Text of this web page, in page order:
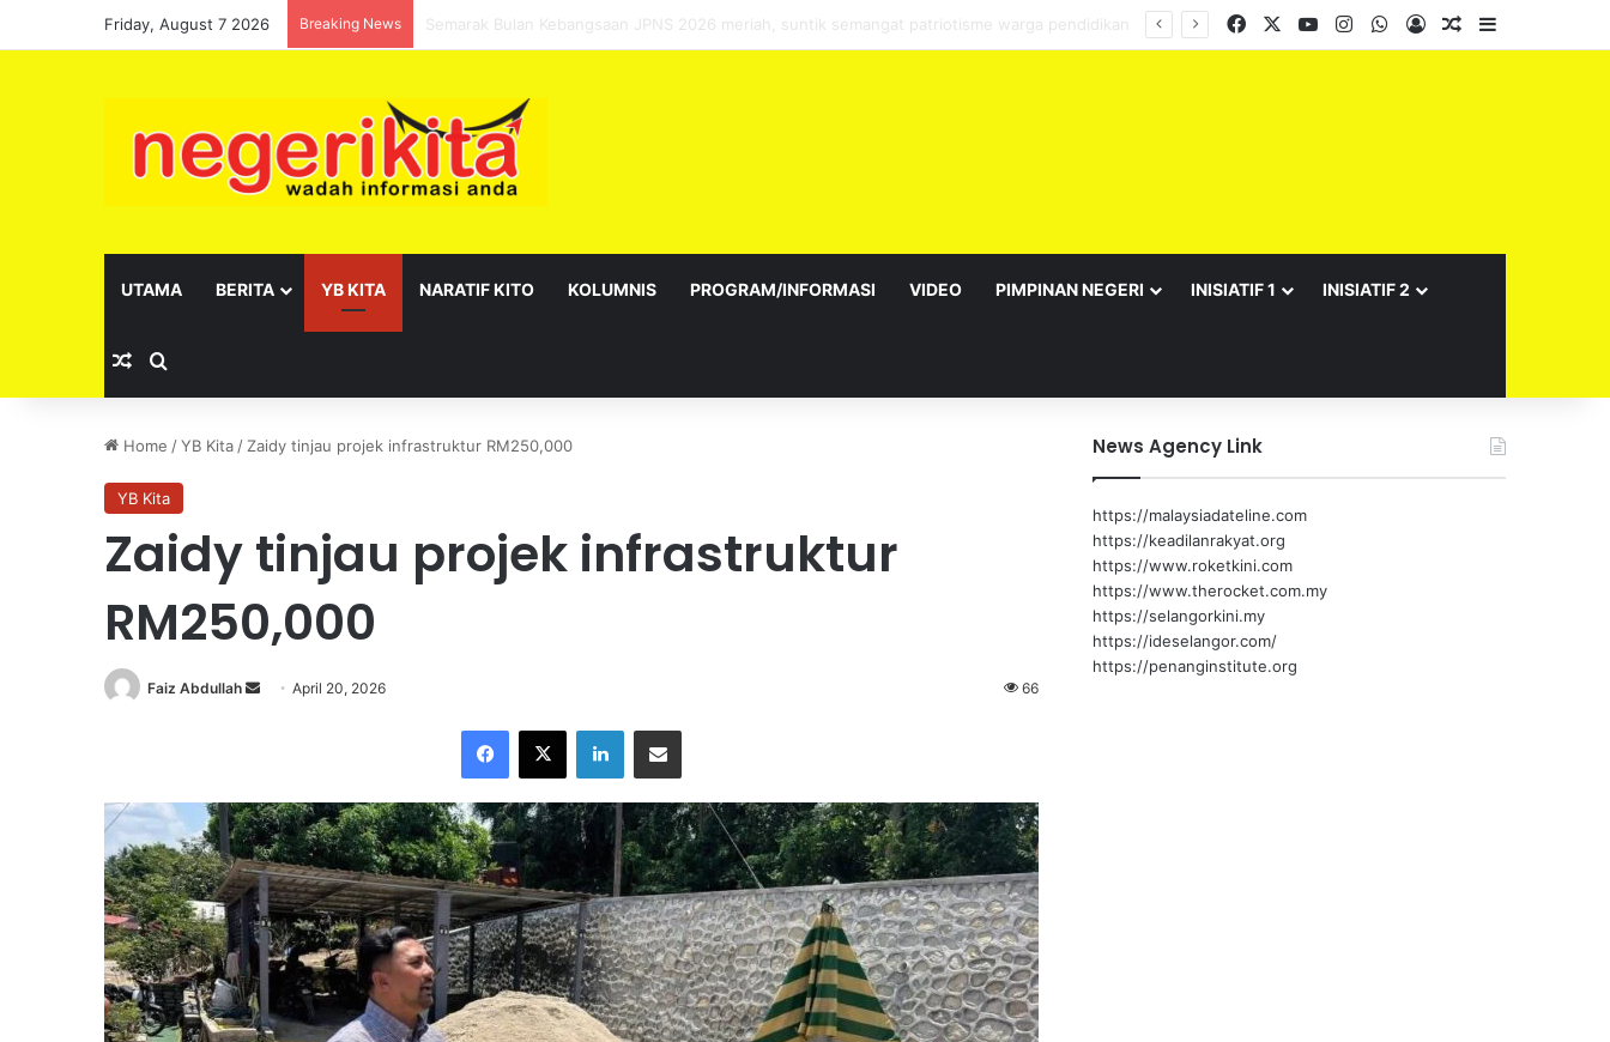
Friday, August 7 2026 Breaking News Pelantikan sebagai Exco satu amanah besar – Siow Kong Choon Facebook YouTubeInstagramWhatsApp
Log InRandom Article
UTAMA BERITA YB KITA NARATIF KITO KOLUMNIS PROGRAM/INFORMASI VIDEO PIMPINAN NEGERI INISIATIF 1 INISIATIF 2
Random Article
Home /YB Kita / Zaidy tinjau projek infrastruktur RM250,000
YB Kita
Zaidy tinjau projek infrastruktur
RM250,000
Faiz Abdullah
a
n
e
m
a
April 20, 2026 66
News Agency Link
https://malaysiadateline.com
https://keadilanrakyat.org
https://www.roketkini.com
https://www.therocket.com.my
https://selangorkini.my
https://ideselangor.com/
https://penanginstitute.org